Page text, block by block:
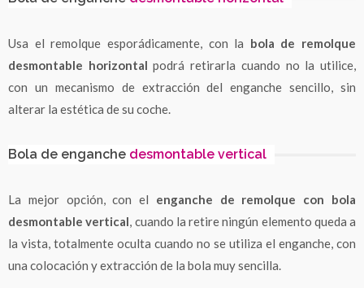
Usa el remolque esporádicamente, con la bola de remolque
desmontable horizontal podrá retirarla cuando no la utilice,
con un mecanismo de extracción del enganche sencillo, sin
alterar la estética de su coche.
Bola de enganche desmontable vertical
La mejor opción, con el enganche de remolque con bola
desmontable vertical, cuando la retire ningún elemento queda a
la vista, totalmente oculta cuando no se utiliza el enganche, con
una colocación y extracción de la bola muy sencilla.